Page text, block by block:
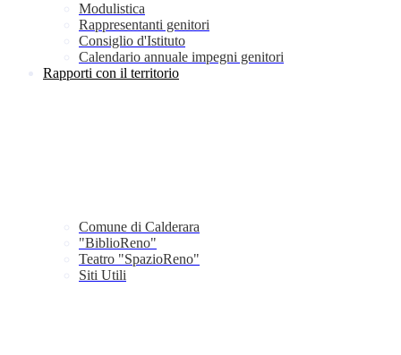
Modulistica
Rappresentanti genitori
Consiglio d'Istituto
Calendario annuale impegni genitori
Rapporti con il territorio
Comune di Calderara
"BiblioReno"
Teatro "SpazioReno"
Siti Utili